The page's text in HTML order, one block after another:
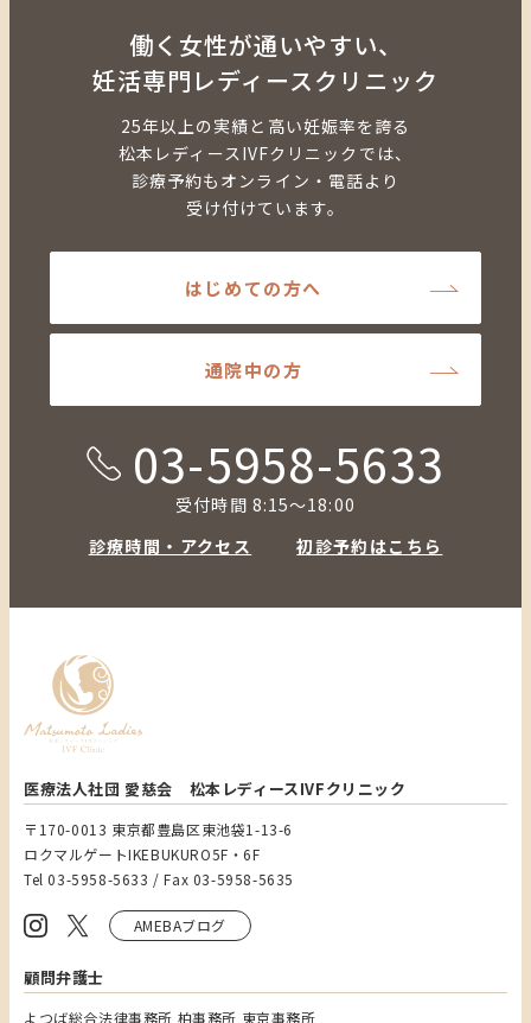
働く女性が通いやすい、
妊活専門レディースクリニック
25年以上の実績と高い妊娠率を誇る
松本レディースIVFクリニックでは、
診療予約もオンライン・電話より
受け付けています。
はじめての方へ
通院中の方
03-5958-5633
受付時間 8:15～18:00
診療時間・アクセス
初診予約はこちら
医療法人社団 愛慈会 松本レディースIVFクリニック
〒170-0013 東京都豊島区東池袋1-13-6
ロクマルゲートIKEBUKURO5F・6F
Tel 03-5958-5633 / Fax 03-5958-5635
AMEBAブログ
顧問弁護士
よつば総合法律事務所 柏事務所 東京事務所